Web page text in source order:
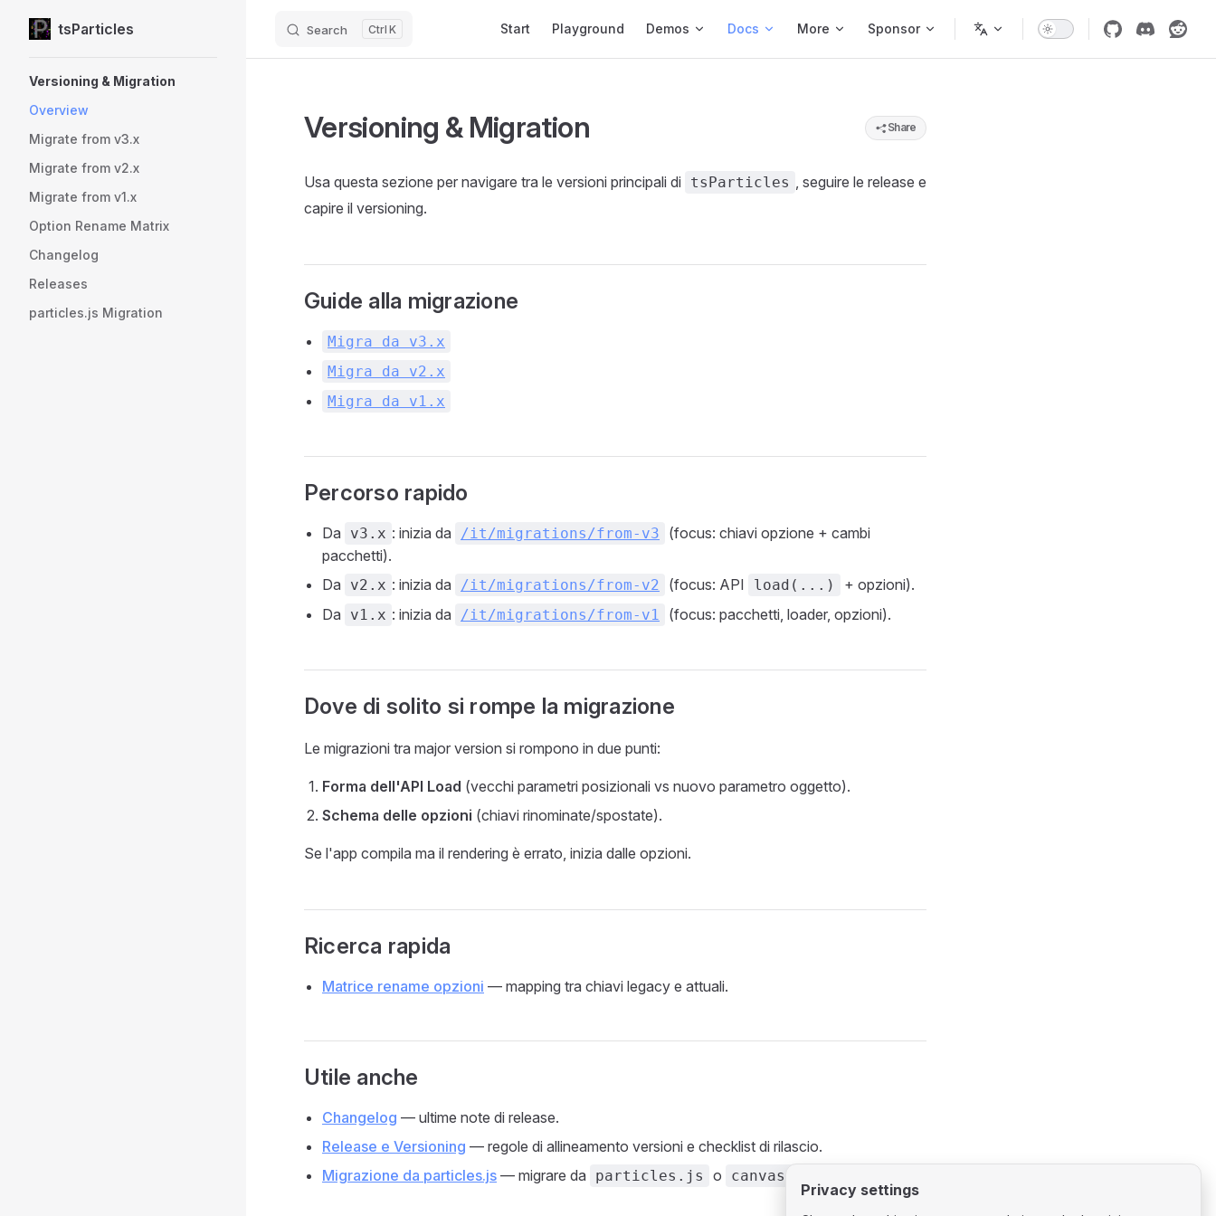
Skip to content
tsParticles Search K Start Playground Demos Docs More Sponsor
Versioning & Migration
Overview
Migrate from v3.x
Migrate from v2.x
Migrate from v1.x
Option Rename Matrix
Changelog
Releases
particles.js Migration
Versioning & Migration Share
Usa questa sezione per navigare tra le versioni principali di tsParticles
, seguire le release e
capire il versioning.
Guide alla migrazione
Migra da v3.x
Migra da v2.x
Migra da v1.x
Percorso rapido
Da v3.x : inizia da /it/migrations/from-v3
(focus: chiavi opzione + cambi
pacchetti).
Da
v2.x : inizia da /it/migrations/from-v2 (focus: API load(...)
+ opzioni).
Da
v1.x : inizia da /it/migrations/from-v1 (focus: pacchetti, loader, opzioni).
Dove di solito si rompe la migrazione
Le migrazioni tra major version si rompono in due punti:
Forma dell'API Load (vecchi parametri posizionali vs nuovo parametro oggetto).
Schema delle opzioni (chiavi rinominate/spostate).
Se l'app compila ma il rendering è errato, inizia dalle opzioni.
Ricerca rapida
Matrice rename opzioni — mapping tra chiavi legacy e attuali.
Utile anche
Changelog — ultime note di release.
Release e Versioning — regole di allineamento versioni e checklist di rilascio.
Migrazione da particles.js — migrare da particles.js o canvas-confetti
Privacy settings